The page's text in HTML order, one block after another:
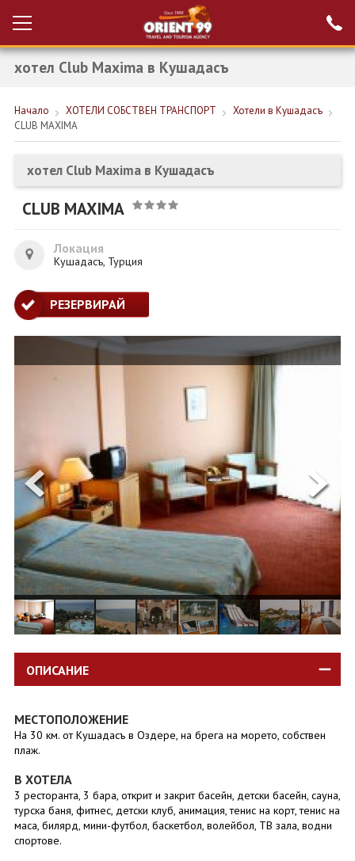
Вход за агенти
Проверка на
РАННИ ЗАПИСВАНИЯ ТУРЦИЯ
НОВА ГОДИНА ТУРЦИЯ
НОВА ГОДИНА
ПОЧИВКИ
КРУИЗИ
ЕКСКУРЗИИ
КОНТАКТИ
ФИРМЕНИ ДОКУМЕНТИ
0700 144 34 Запитване
ПОСЛЕДВАЙТЕ НИ
хотел Club Maxima в Кушадасъ
Начало ХОТЕЛИ СОБСТВЕН ТРАНСПОРТ
Хотели в Кушадасъ
CLUB MAXIMA
хотел Club Maxima в Кушадасъ
CLUB MAXIMA
Локация
Кушадасъ, Турция
РЕЗЕРВИРАЙ
ОПИСАНИЕ
МЕСТОПОЛОЖЕНИЕ
На 30 км. от Кушадасъ в Оздере, на брега на морето, собствен
плаж.
В ХОТЕЛА
3 ресторанта, 3 бара, открит и закрит басейн, детски басейн, сауна,
турска баня, фитнес, детски клуб, анимация, тенис на корт, тенис на
маса, билярд, мини-футбол, баскетбол, волейбол, ТВ зала, водни
спортове.